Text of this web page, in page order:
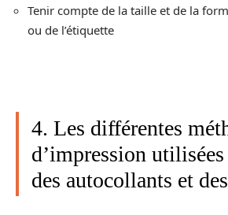
Tenir compte de la taille et de la
ou de l’étiquette
4. Les différentes
d’impression
des autocollants et